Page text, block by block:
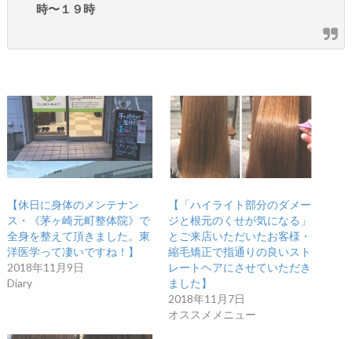
時〜１９時
【休日に身体のメンテナン
ス・《茅ヶ崎元町整体院》で
全身を整えて頂きました。東
洋医学って凄いですね！】
2018年11月9日
Diary
【「ハイライト部分のダメー
ジと根元のくせが気になる」
とご来店いただいたお客様・
縮毛矯正で指通りの良いスト
レートヘアにさせていただき
ました】
2018年11月7日
オススメメニュー